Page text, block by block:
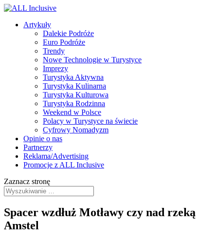
Artykuły
Dalekie Podróże
Euro Podróże
Trendy
Nowe Technologie w Turystyce
Imprezy
Turystyka Aktywna
Turystyka Kulinarna
Turystyka Kulturowa
Turystyka Rodzinna
Weekend w Polsce
Polacy w Turystyce na świecie
Cyfrowy Nomadyzm
Opinie o nas
Partnerzy
Reklama/Advertising
Promocje z ALL Inclusive
Zaznacz stronę
Spacer wzdłuż Motławy czy nad rzeką
Amstel